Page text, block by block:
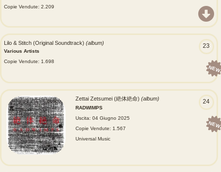
Copie Vendute: 2.209
23
NEW
Lilo & Stitch (Original Soundtrack) (album)
Various Artists
Copie Vendute: 1.698
24
NEW
Zettai Zetsumei (絶体絶命) (album)
RADWIMPS
Uscita: 04 Giugno 2025
Copie Vendute: 1.567
Universal Music